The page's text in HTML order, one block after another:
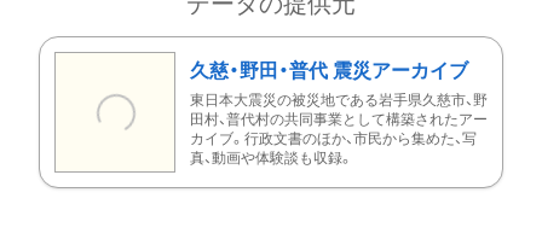
久慈・野田・普代 震災アーカイブ
東日本大震災の被災地である岩手県久慈市、野
田村、普代村の共同事業として構築されたアー
カイブ。行政文書のほか、市民から集めた、写
真、動画や体験談も収録。